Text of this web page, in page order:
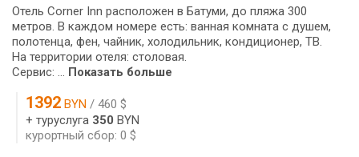
Отель Corner Inn расположен в Батуми, до пляжа 300
метров. В каждом номере есть: ванная комната с душем,
полотенца, фен, чайник, холодильник, кондиционер, ТВ.
На территории отеля: столовая.
Сервис: ... Показать больше
1392 BYN / 460 $
+ туруслуга 350 BYN
курортный сбор: 0 $